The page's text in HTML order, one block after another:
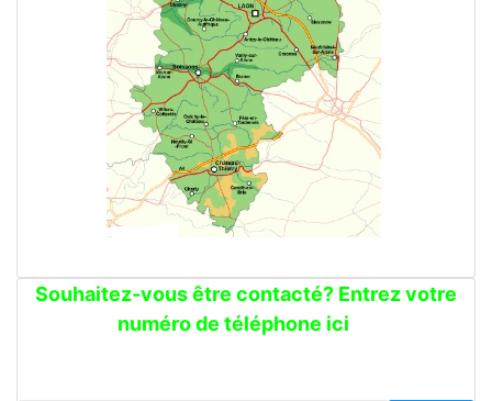
Souhaitez-vous être contacté? Entrez votre
numéro de téléphone ici